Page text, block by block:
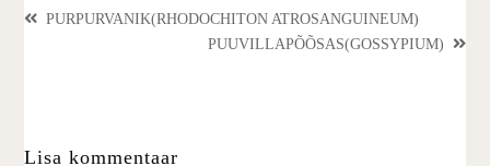
PURPURVANIK(RHODOCHITON ATROSANGUINEUM)
PUUVILLAPÕÕSAS(GOSSYPIUM)
Lisa kommentaar